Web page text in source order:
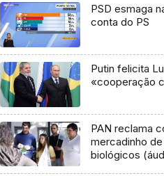
PSD esmaga
conta do PS
Putin felicita
«cooperação
PAN reclama
mercadinho
biológicos